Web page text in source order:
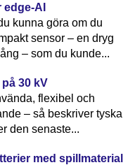
AI
kunna göra om du
sensor – en dryg
– som du kunde...
30 kV
flexibel och
– så beskriver tyska
den senaste...
med spillmaterial